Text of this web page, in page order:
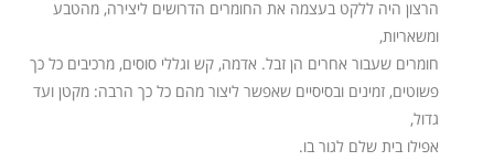
הרצון היה ללקט בעצמה את החומרים הדרושים ליצירה, מהטבע
ומשאריות,
חומרים שעבור אחרים הן זבל. אדמה, קש וגללי סוסים, מרכיבים כל כך
פשוטים, זמינים ובסיסיים שאפשר ליצור מהם כל כך הרבה: מקטן ועד
גדול,
אפילו בית שלם לגור בו.